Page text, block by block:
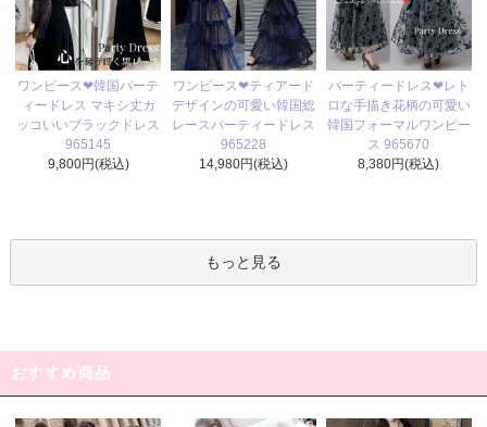
ワンピース❤韓国パーテ
ィードレス マキシ丈カ
ッコいいブラックドレス
965145
9,800円(税込)
ワンピース❤ティアード
デザインの可愛い韓国総
レースパーティードレス
965228
14,980円(税込)
パーティードレス❤レト
ロな手描き花柄の可愛い
韓国フォーマルワンピー
ス 965670
8,380円(税込)
もっと見る
おすすめ商品